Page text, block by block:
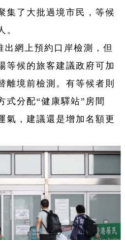
集了大批過境市民，等候
。
出網上預約口岸檢測，但
等候的旅客建議政府可加
離境前檢測。有等候者則
式分配“健康驛站”房間
氣，建議還是增加名額更